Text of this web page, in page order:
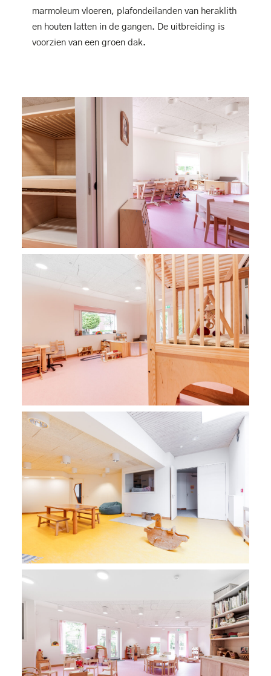
marmoleum vloeren, plafondeilanden van heraklith
en houten latten in de gangen. De uitbreiding is
voorzien van een groen dak.